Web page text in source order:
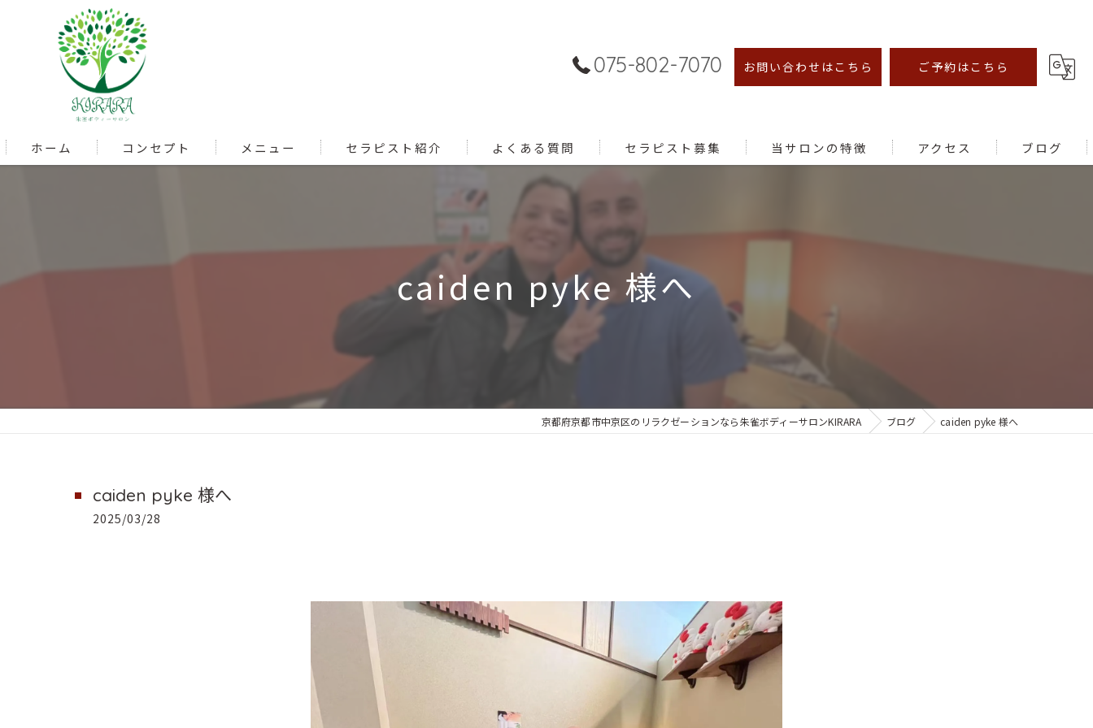
075-802-7070 お問い合わせはこちら ご予約はこちら
ホーム コンセプト メニュー セラピスト紹介 よくある質問 セラピスト募集 当サロンの特徴
足ツボ
肩こり
アクセス ブログ
caiden pyke 様へ
京都府京都市中京区のリラクゼーションなら朱雀ボディーサロンKIRARA ブログ caiden pyke 様へ
caiden pyke 様へ
2025/03/28